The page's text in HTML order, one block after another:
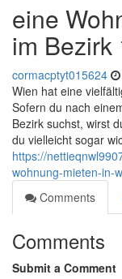
eine
im Bezirk
cormacptyt015624
Wien hat eine
Sofern du nach
Bezirk suchst, wirst
du vielleicht sogar
https://
wohnung-mieten-in-
Comments
Comments
Submit a Comment